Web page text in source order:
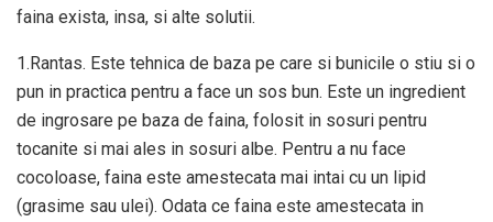
faina exista, insa, si alte solutii.
1.Rantas. Este tehnica de baza pe care si bunicile o stiu si o
pun in practica pentru a face un sos bun. Este un ingredient
de ingrosare pe baza de faina, folosit in sosuri pentru
tocanite si mai ales in sosuri albe. Pentru a nu face
cocoloase, faina este amestecata mai intai cu un lipid
(grasime sau ulei). Odata ce faina este amestecata in